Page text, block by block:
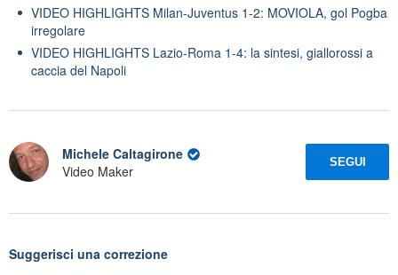
VIDEO HIGHLIGHTS Milan-Juventus 1-2: MOVIOLA, gol Pogba
irregolare
VIDEO HIGHLIGHTS Lazio-Roma 1-4: la sintesi, giallorossi a
caccia del Napoli
Michele Caltagirone
Video Maker
SEGUI
Suggerisci una correzione